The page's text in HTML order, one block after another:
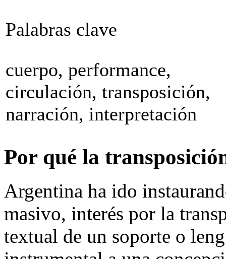
Palabras clave
cuerpo, performance,
circulación, transposición,
narración, interpretación
Por qué la
Argentina ha ido
masivo, interés por la
textual de un soporte o